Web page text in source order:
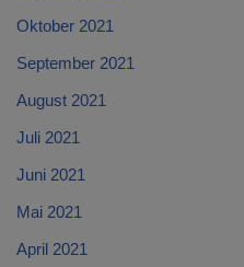
Oktober 2021
September 2021
August 2021
Juli 2021
Juni 2021
Mai 2021
April 2021